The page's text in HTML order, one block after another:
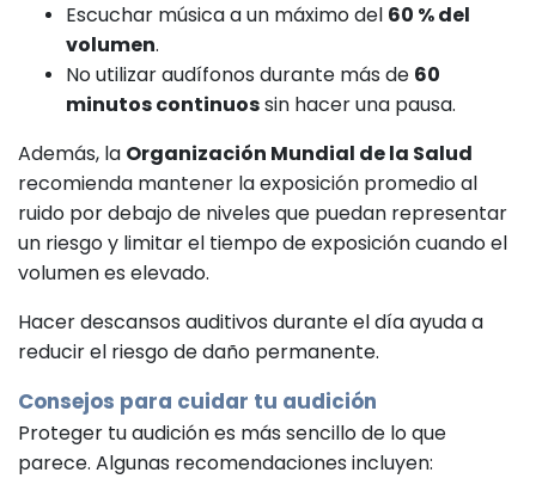
Escuchar música a un máximo del 60 % del
volumen.
No utilizar audífonos durante más de 60
minutos continuossin hacer una pausa.
Además, la Organización Mundial de la Salud
recomienda mantener la exposición promedio al
ruido por debajo de niveles que puedan representar
un riesgo y limitar el tiempo de exposición cuando el
volumen es elevado.
Hacer descansos auditivos durante el día ayuda a
reducir el riesgo de daño permanente.
Consejos para cuidar tu audición
Proteger tu audición es más sencillo de lo que
parece. Algunas recomendaciones incluyen: